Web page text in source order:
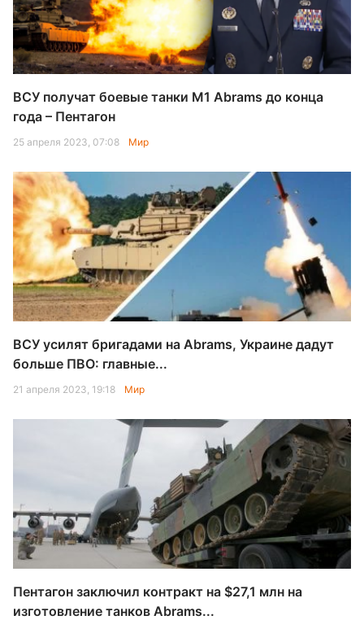
ВСУ получат боевые танки М1 Abrams до конца
года – Пентагон
25 апреля 2023, 07:08 Мир
ВСУ усилят бригадами на Abrams, Украине дадут
больше ПВО: главные...
21 апреля 2023, 19:18 Мир
Пентагон заключил контракт на $27,1 млн на
изготовление танков Abrams...